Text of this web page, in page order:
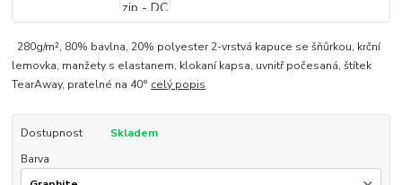
280g/m², 80% bavlna, 20% polyester 2-vrstvá kapuce se šňůrkou, krční
lemovka, manžety s elastanem, klokaní kapsa, uvnitř počesaná, štítek
TearAway, pratelné na 40° celý popis
Dostupnost
Skladem
Barva